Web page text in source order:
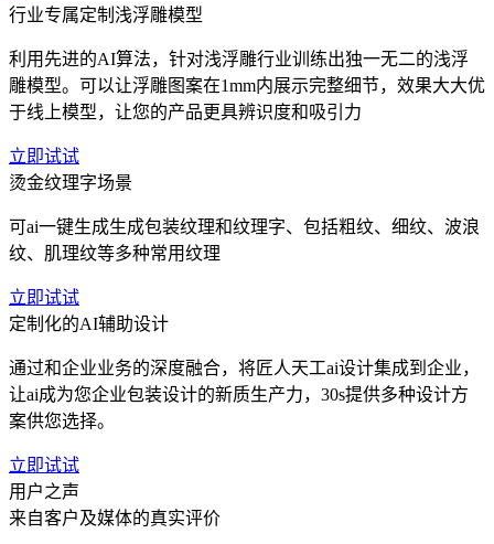
行业专属定制浅浮雕模型
利用先进的AI算法，针对浅浮雕行业训练出独一无二的浅浮
雕模型。可以让浮雕图案在1mm内展示完整细节，效果大大优
于线上模型，让您的产品更具辨识度和吸引力
立即试试
烫金纹理字场景
可ai一键生成生成包装纹理和纹理字、包括粗纹、细纹、波浪
纹、肌理纹等多种常用纹理
立即试试
定制化的AI辅助设计
通过和企业业务的深度融合，将匠人天工ai设计集成到企业，
让ai成为您企业包装设计的新质生产力，30s提供多种设计方
案供您选择。
立即试试
用户之声
来自客户及媒体的真实评价